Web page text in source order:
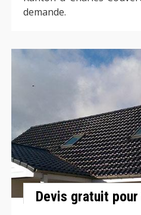
demande.
Devis gratuit